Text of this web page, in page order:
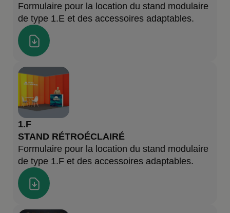
Formulaire pour la location du stand modulaire
de type 1.E et des accessoires adaptables.
1.F
STAND RÉTROÉCLAIRÉ
Formulaire pour la location du stand modulaire
de type 1.F et des accessoires adaptables.